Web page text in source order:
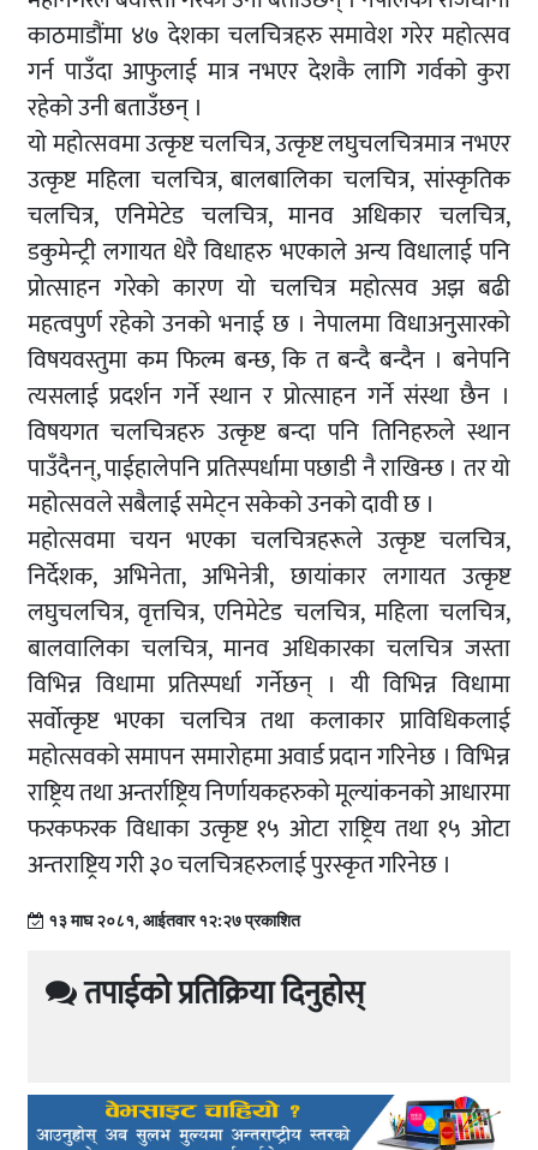
काठमाडौंमा ४७ देशका चलचित्रहरु समावेश गरेर महोत्सव
गर्न पाउँदा आफुलाई मात्र नभएर देशकै लागि गर्वको कुरा
रहेको उनी बताउँछन् ।
यो महोत्सवमा उत्कृष्ट चलचित्र, उत्कृष्ट लघुचलचित्रमात्र नभएर
उत्कृष्ट महिला चलचित्र, बालबालिका चलचित्र, सांस्कृतिक
चलचित्र, एनिमेटेड चलचित्र, मानव अधिकार चलचित्र,
डकुमेन्ट्री लगायत धेरै विधाहरु भएकाले अन्य विधालाई पनि
प्रोत्साहन गरेको कारण यो चलचित्र महोत्सव अझ बढी
महत्वपुर्ण रहेको उनको भनाई छ । नेपालमा विधाअनुसारको
विषयवस्तुमा कम फिल्म बन्छ, कि त बन्दै बन्दैन । बनेपनि
त्यसलाई प्रदर्शन गर्ने स्थान र प्रोत्साहन गर्ने संस्था छैन ।
विषयगत चलचित्रहरु उत्कृष्ट बन्दा पनि तिनिहरुले स्थान
पाउँदैनन्, पाईहालेपनि प्रतिस्पर्धामा पछाडी नै राखिन्छ । तर यो
महोत्सवले सबैलाई समेट्न सकेको उनको दावी छ ।
महोत्सवमा चयन भएका चलचित्रहरूले उत्कृष्ट चलचित्र,
निर्देशक, अभिनेता, अभिनेत्री, छायांकार लगायत उत्कृष्ट
लघुचलचित्र, वृत्तचित्र, एनिमेटेड चलचित्र, महिला चलचित्र,
बालवालिका चलचित्र, मानव अधिकारका चलचित्र जस्ता
विभिन्न विधामा प्रतिस्पर्धा गर्नेछन् । यी विभिन्न विधामा
सर्वोत्कृष्ट भएका चलचित्र तथा कलाकार प्राविधिकलाई
महोत्सवको समापन समारोहमा अवार्ड प्रदान गरिनेछ । विभिन्न
राष्ट्रिय तथा अन्तर्राष्ट्रिय निर्णायकहरुको मूल्यांकनको आधारमा
फरकफरक विधाका उत्कृष्ट १५ ओटा राष्ट्रिय तथा १५ ओटा
अन्तराष्ट्रिय गरी ३० चलचित्रहरुलाई पुरस्कृत गरिनेछ ।
१३ माघ २०८१, आईतवार १२:२७ प्रकाशित
तपाईको प्रतिक्रिया दिनुहोस्